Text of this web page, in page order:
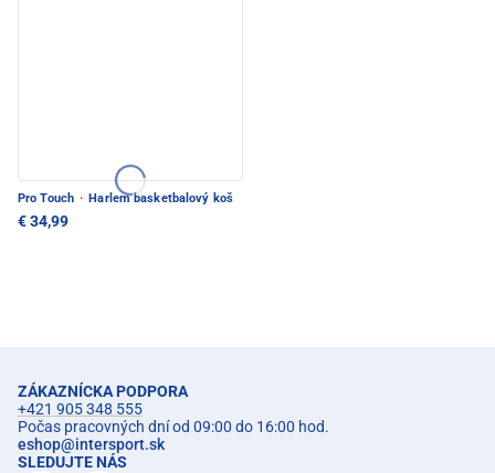
Pro Touch · Harlem basketbalový koš
€ 34,99
ZÁKAZNÍCKA PODPORA
+421 905 348 555
Počas pracovných dní od 09:00 do 16:00 hod.
eshop@intersport.sk
SLEDUJTE NÁS